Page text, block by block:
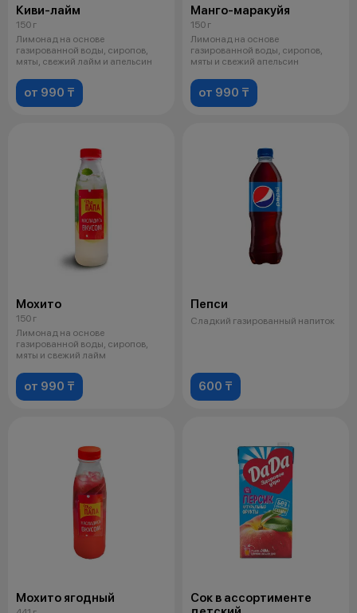
Киви-лайм
150 г
Лимонад на основе
газированной воды, сиропов,
мяты, свежий лайм и апельсин
от 990 ₸
Манго-маракуйя
150 г
Лимонад на основе
газированной воды, сиропов,
мяты и свежий апельсин
от 990 ₸
Мохито
150 г
Лимонад на основе
газированной воды, сиропов,
мяты и свежий лайм
от 990 ₸
Пепси
Сладкий газированный напиток
600 ₸
Мохито ягодный
Сок в ассортименте